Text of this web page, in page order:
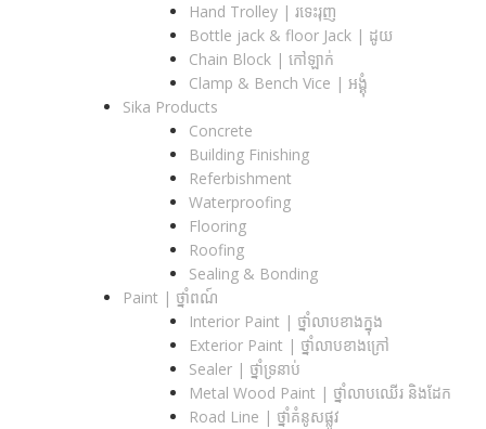
Hand Trolley | រទេះរុញ
Bottle jack & floor Jack​ | ដូយ
Chain Block | កៅឡាក់
Clamp & Bench Vice | អង្គុំ
Sika Products
Concrete
Building Finishing
Referbishment
Waterproofing
Flooring
Roofing
Sealing & Bonding
Paint | ថ្នាំពណ៍
Interior Paint | ថ្នាំលាបខាងក្នុង
Exterior Paint | ថ្នាំលាបខាងក្រៅ
Sealer | ថ្នាំទ្រនាប់
Metal Wood Paint | ថ្នាំលាបឈើរ និងដែក
Road Line | ថ្នាំគំនូសផ្លូវ